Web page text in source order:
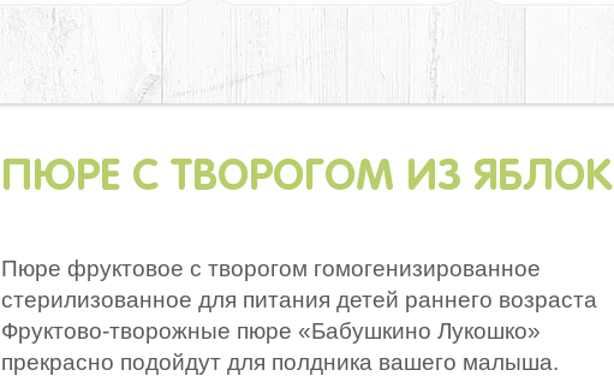
ПЮРЕ С ТВОРОГОМ ИЗ ЯБЛОК
Пюре фруктовое с творогом гомогенизированное
стерилизованное для питания детей раннего возраста
Фруктово-творожные пюре «Бабушкино Лукошко»
прекрасно подойдут для полдника вашего малыша.